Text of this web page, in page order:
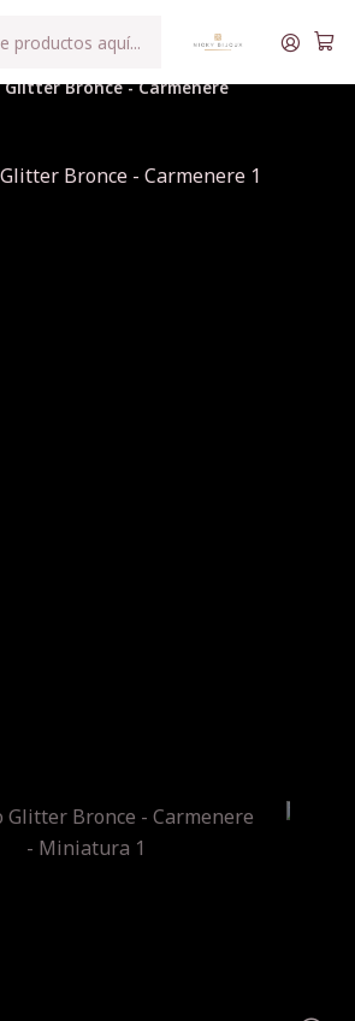
Bronce - Carmenere